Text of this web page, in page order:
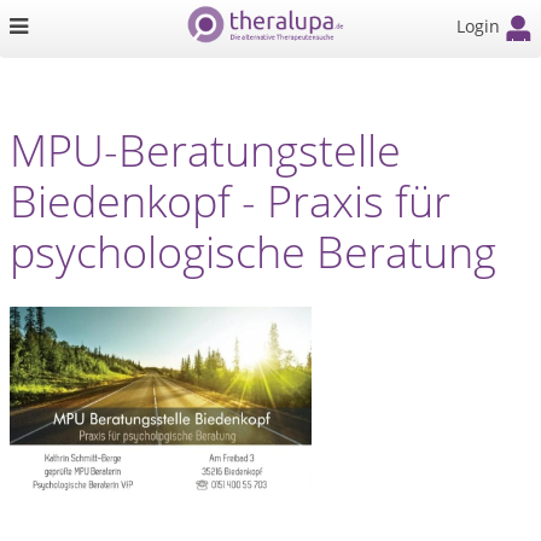
Login
MPU-Beratungstelle
Biedenkopf - Praxis für
psychologische Beratung